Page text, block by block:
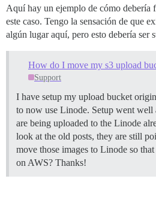
Aquí hay un ejemplo de cómo debería
este caso. Tengo la sensación de que
algún lugar aquí, pero esto debería ser
Support
I have setup my upload bucket
to now use Linode. Setup went well
are being uploaded to the Linode
look at the old posts, they are still
move those images to Linode so
on AWS? Thanks!